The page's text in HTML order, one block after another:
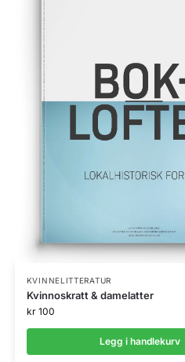
KVINNELITTERATUR
Kvinnoskratt & damelatter
kr100
Legg i handlekurv